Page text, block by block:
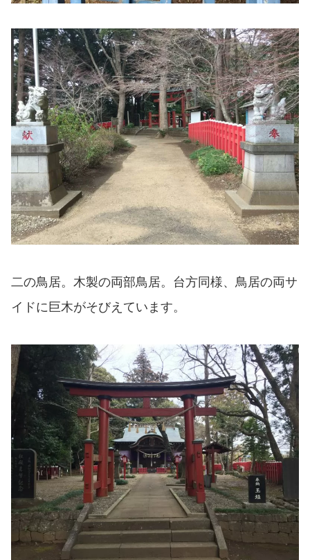
二の鳥居。木製の両部鳥居。台方同様、鳥居の両サ
イドに巨木がそびえています。